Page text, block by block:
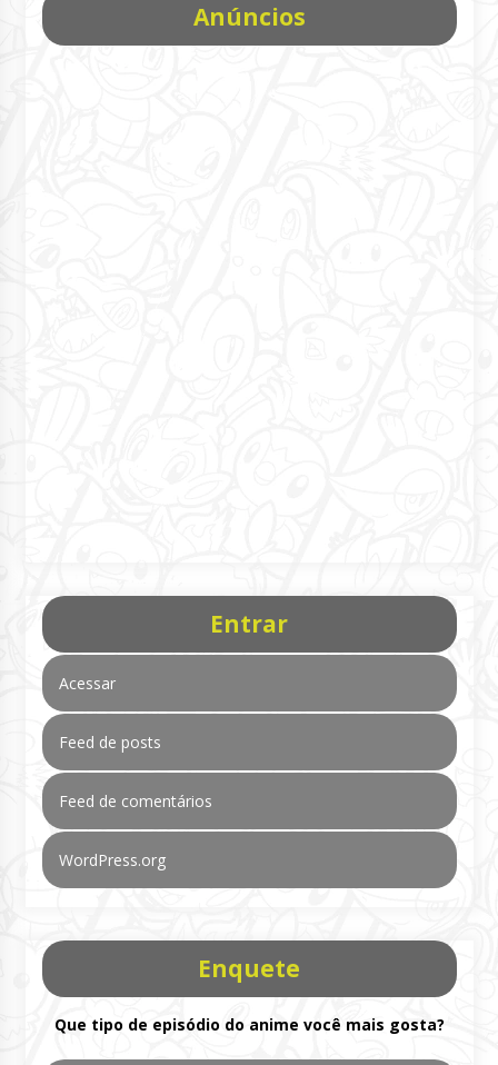
Anúncios
Entrar
Acessar
Feed de posts
Feed de comentários
WordPress.org
Enquete
Que tipo de episódio do anime você mais gosta?